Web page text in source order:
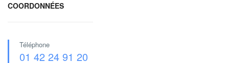
COORDONNÉES
Téléphone
01 42 24 91 20